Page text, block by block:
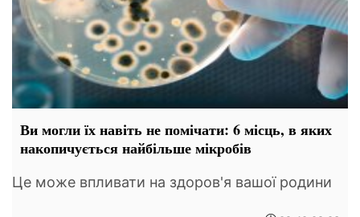
Ви могли їх навіть не помічати: 6 місць, в яких
накопичується найбільше мікробів
Це може впливати на здоров'я вашої родини